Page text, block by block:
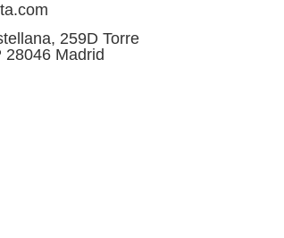
259D Torre
28046 Madrid